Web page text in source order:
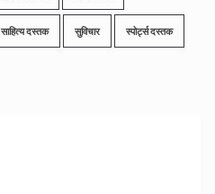
साहित्य दस्तक सुविचार स्पोर्ट्स दस्तक